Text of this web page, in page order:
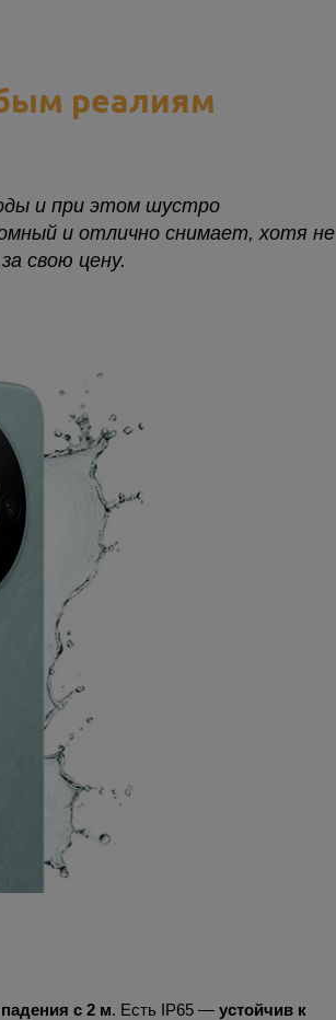
реалиям
и при этом шустро
и отлично снимает, хотя не
свою цену.
с 2 м. Есть IP65 — устойчив к